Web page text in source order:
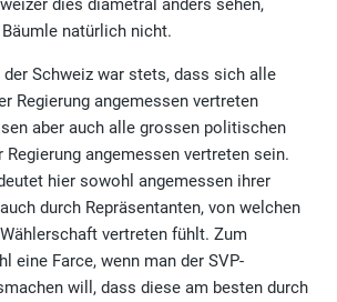
dies diametral anders sehen,
natürlich nicht.
Schweiz war stets, dass sich alle
Regierung angemessen vertreten
aber auch alle grossen politischen
Regierung angemessen vertreten sein.
hier sowohl angemessen ihrer
durch Repräsentanten, von welchen
vertreten fühlt. Zum
eine Farce, wenn man der SVP-
will, dass diese am besten durch